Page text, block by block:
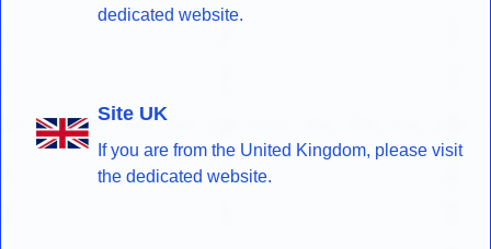
dedicated website.
Site UK
If you are from the United Kingdom, please visit
the dedicated website.